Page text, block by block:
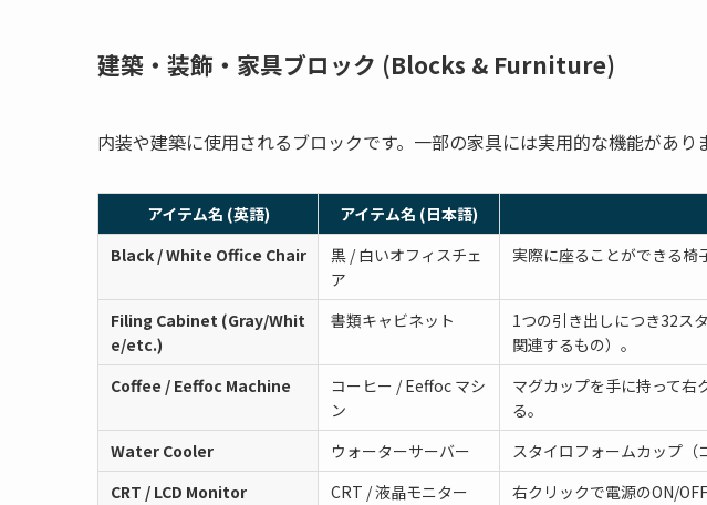
建築・装飾・家具ブロック (Blocks & Furniture)
内装や建築に使用されるブロックです。一部の家具には実用的な機能があり
アイテム名 (英語) アイテム名 (日本語)
Black / White Office Chair
黒 / 白いオフィスチェ
ア
実際に座ることができる椅
Filing Cabinet (Gray/Whit
e/etc.)
書類キャビネット
1つの引き出しにつき32ス
関連するもの）。
Coffee / Eeffoc Machine
コーヒー / Eeffoc マシ
ン
マグカップを手に持って右
る。
Water Cooler
ウォーターサーバー
スタイロフォームカップ（
CRT / LCD Monitor
CRT / 液晶モニター
右クリックで電源のON/